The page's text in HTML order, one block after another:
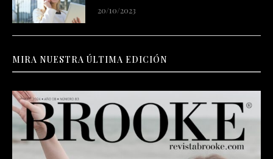
20/10/2023
MIRA NUESTRA ÚLTIMA EDICIÓN